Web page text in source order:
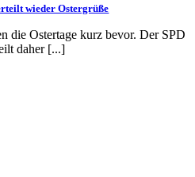
wieder Ostergrüße
die Ostertage kurz bevor. Der SPD
daher [...]